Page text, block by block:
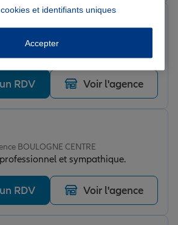
BOULOGNE CENTRE
RDV Voir l'agence
BOULOGNE CENTRE
et sympathique.
RDV Voir l'agence
et identifiants uniques
Accepter